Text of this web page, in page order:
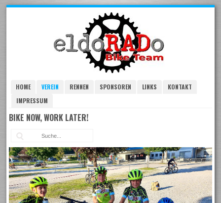
HOME VEREIN RENNEN SPONSOREN LINKS
KONTAKT
IMPRESSUM
BIKE NOW, WORK LATER!